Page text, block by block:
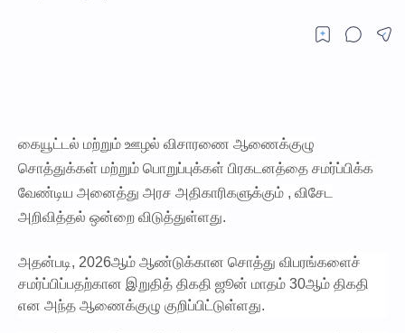
கையூட்டல் மற்றும் ஊழல் விசாரணை ஆணைக்குழு
சொத்துக்கள் மற்றும் பொறுப்புக்கள் பிரகடனத்தை சமர்ப்பிக்க
வேண்டிய அனைத்து அரச அதிகாரிகளுக்கும் , விசேட
அறிவித்தல் ஒன்றை விடுத்துள்ளது.
அதன்படி, 2026ஆம் ஆண்டுக்கான சொத்து விபரங்களைச்
சமர்ப்பிப்பதற்கான இறுதித் திகதி ஜூன் மாதம் 30ஆம் திகதி
என அந்த ஆணைக்குழு குறிப்பிட்டுள்ளது.